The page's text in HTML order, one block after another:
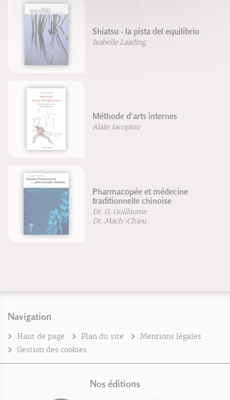
Shiatsu - la pista del equilibrio
Isabelle Laading
Méthode d'arts internes
Alain Jacopino
Pharmacopée et médecine
traditionnelle chinoise
Dr. G. Guillaume
Dr. Mach-Chieu
Navigation
Haut de page Plan du site
Mentions légales
Gestion des cookies
Nos éditions